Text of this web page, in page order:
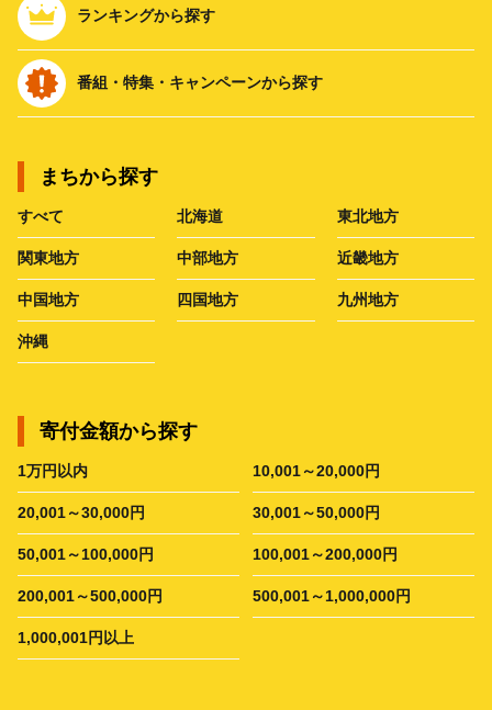
ランキングから探す
番組・特集・キャンペーンから探す
まちから探す
すべて 北海道 東北地方
関東地方 中部地方 近畿地方
中国地方 四国地方 九州地方
沖縄
寄付金額から探す
1万円以内 10,001～20,000円
20,001～30,000円 30,001～50,000円
50,001～100,000円 100,001～200,000円
200,001～500,000円 500,001～1,000,000円
1,000,001円以上